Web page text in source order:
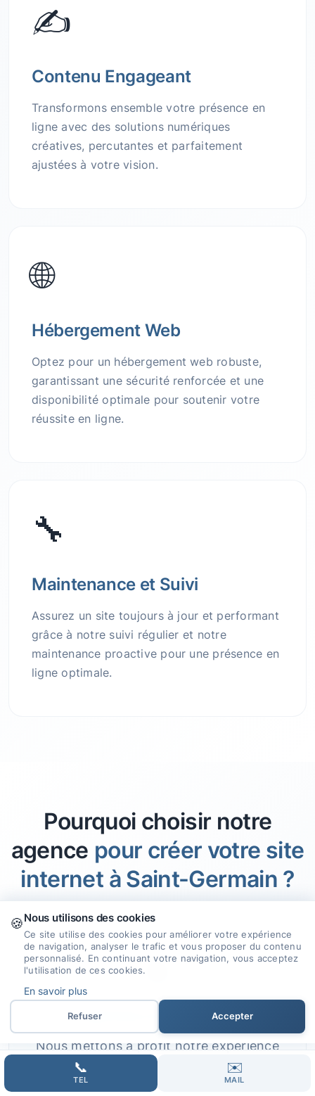
✍️
Contenu Engageant
Transformons ensemble votre présence en
ligne avec des solutions numériques
créatives, percutantes et parfaitement
ajustées à votre vision.
🌐
Hébergement Web
Optez pour un hébergement web robuste,
garantissant une sécurité renforcée et une
disponibilité optimale pour soutenir votre
réussite en ligne.
🔧
Maintenance et Suivi
Assurez un site toujours à jour et performant
grâce à notre suivi régulier et notre
maintenance proactive pour une présence en
ligne optimale.
Pourquoi choisir notre
agence pour créer votre site
internet à Saint-Germain ?
🎯
Expertise et Savoir-faire
Nous mettons à profit notre expérience
et nos compétences pour concevoir des
sites internet qui répondent aux
📞
TEL
✉️
MAIL
🍪Nous utilisons des cookies
Ce site utilise des cookies pour améliorer votre expérience
de navigation, analyser le trafic et vous proposer du contenu
personnalisé. En continuant votre navigation, vous acceptez
l'utilisation de ces cookies.
En savoir plus
Refuser Accepter